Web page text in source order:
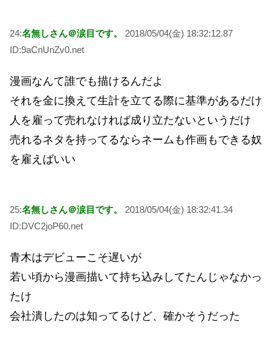
24:名無しさん＠涙目です。
2018/05/04(金) 18:32:12.87
ID:9aCnUnZv0.net
漫画なんて誰でも描けるんだよ
それを金に換えて生計を立てる際に基準があるだけ
人を雇って売れなければ成り立たないというだけ
売れるネタを持ってるならネームも作画もできる奴
を雇えばいい
25:名無しさん＠涙目です。
2018/05/04(金) 18:32:41.34
ID:DVC2joP60.net
青木はデビューこそ遅いが
若い頃から漫画描いて持ち込みしてたんじゃなかっ
たけ
会社潰したのは知ってるけど、確かそうだった